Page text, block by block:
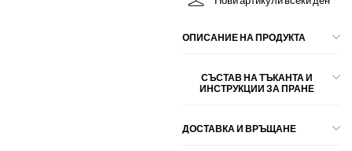
ОПИСАНИЕ НА ПРОДУКТА
СЪСТАВ НА ТЪКАНТА И
ИНСТРУКЦИИ ЗА ПРАНЕ
ДОСТАВКА И ВРЪЩАНЕ